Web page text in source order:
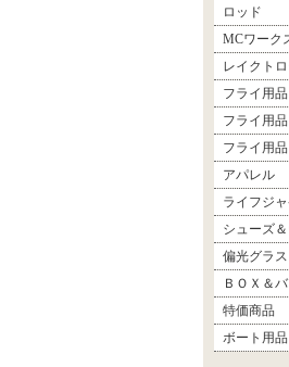
ロッド
MCワー
レイクト
フライ用品
フライ用品
フライ用品
アパレル
ライフジ
シューズ
偏光グラス
ＢＯＸ＆
特価商品
ボート用